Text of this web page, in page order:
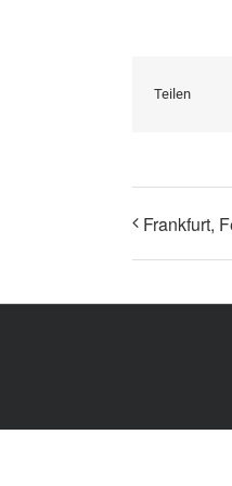
Teilen
Frankfurt,